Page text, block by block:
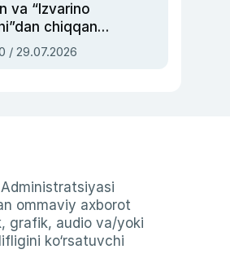
va “Izvarino
chiqqan
— Ukraina
bosh
/ 29.07.2026
ommaviy axborot
grafik, audio va/yoki
ko‘rsatuvchi